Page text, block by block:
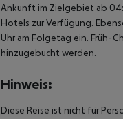
Ankunft im Zielgebiet ab
Hotels zur Verfügung.
Uhr am Folgetag ein. Früh-
hinzugebucht werden.
Hinweis:
Diese Reise ist nicht für